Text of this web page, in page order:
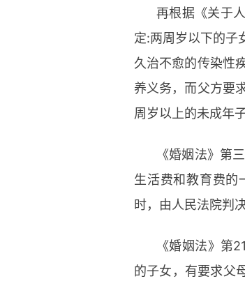
再根据《关于
定:两周岁以下的子
久治不愈的传染性
养义务，而父方要
周岁以上的未成年
《婚姻法》第
生活费和教育费的
时，由人民法院判
《婚姻法》第
的子女，有要求父